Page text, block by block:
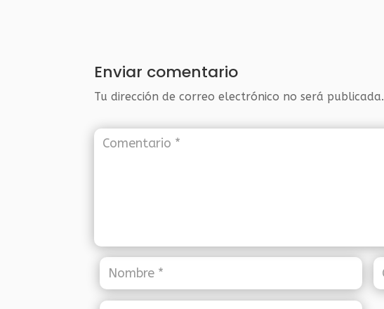
Enviar comentario
Tu dirección de correo electrónico no será publicada.